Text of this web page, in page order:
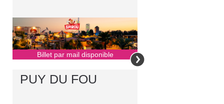
Billet par mail disponible
PUY DU FOU